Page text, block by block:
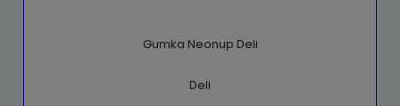
Gumka Neonup Deli
Deli